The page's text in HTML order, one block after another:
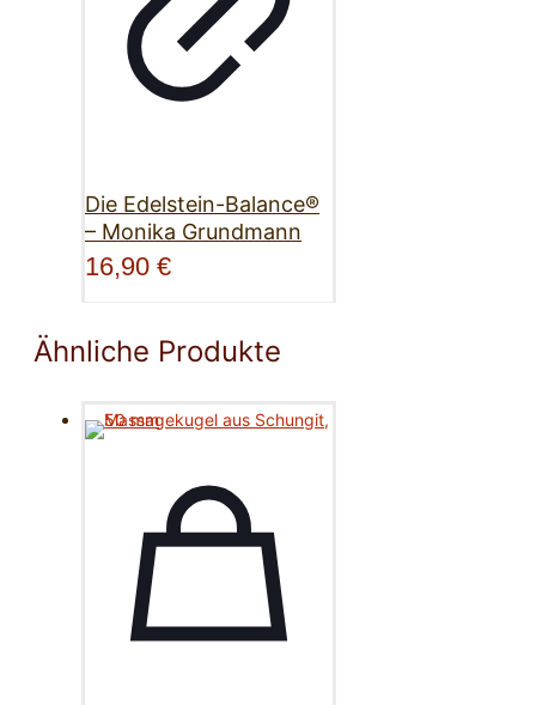
Die Edelstein-Balance®
– Monika Grundmann
16,90 €
Ähnliche Produkte